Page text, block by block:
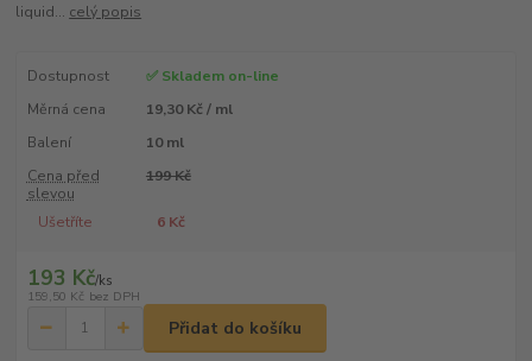
liquid... celý popis
Dostupnost
✅ Skladem on-line
Měrná cena
19,30 Kč / ml
Balení
10 ml
Cena před
slevou
199 Kč
Ušetříte 6 Kč
193 Kč/ks
159,50 Kč bez DPH
Přidat do košíku